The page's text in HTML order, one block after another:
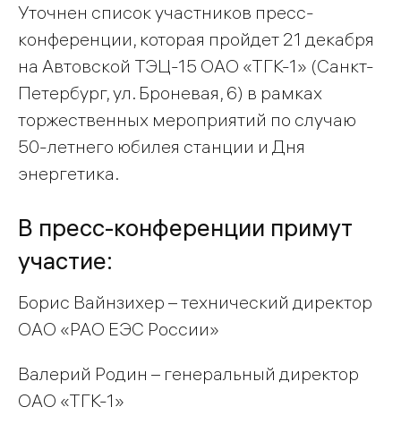
Уточнен список участников пресс-
конференции, которая пройдет 21 декабря
на Автовской ТЭЦ-15 ОАО «ТГК-1» (Санкт-
Петербург, ул. Броневая, 6) в рамках
торжественных мероприятий по случаю
50-летнего юбилея станции и Дня
энергетика.
В пресс-конференции примут
участие:
Борис Вайнзихер – технический директор
ОАО «РАО ЕЭС России»
Валерий Родин – генеральный директор
ОАО «ТГК-1»